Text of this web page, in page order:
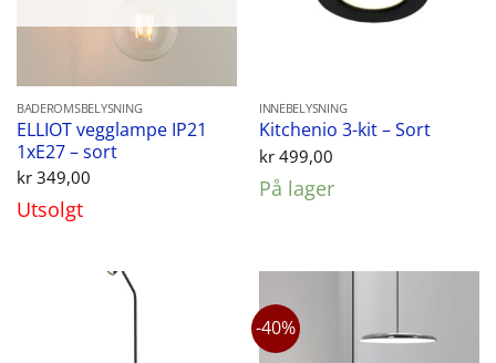
BADEROMSBELYSNING
ELLIOT vegglampe IP21
1xE27 – sort
kr349,00
Utsolgt
INNEBELYSNING
Kitchenio 3-kit – Sort
kr499,00
På lager
-40%